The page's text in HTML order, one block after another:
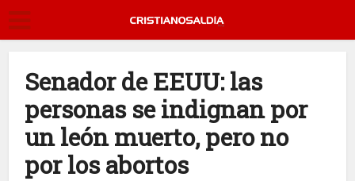
Senador de EEUU: las
personas se indignan por
un león muerto, pero no
por los abortos